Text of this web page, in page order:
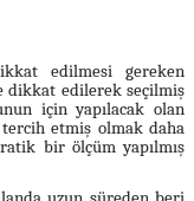
edilmesi gereken
dikkat edilerek seçilmiş
için yapılacak olan
etmiş olmak daha
bir ölçüm yapılmış